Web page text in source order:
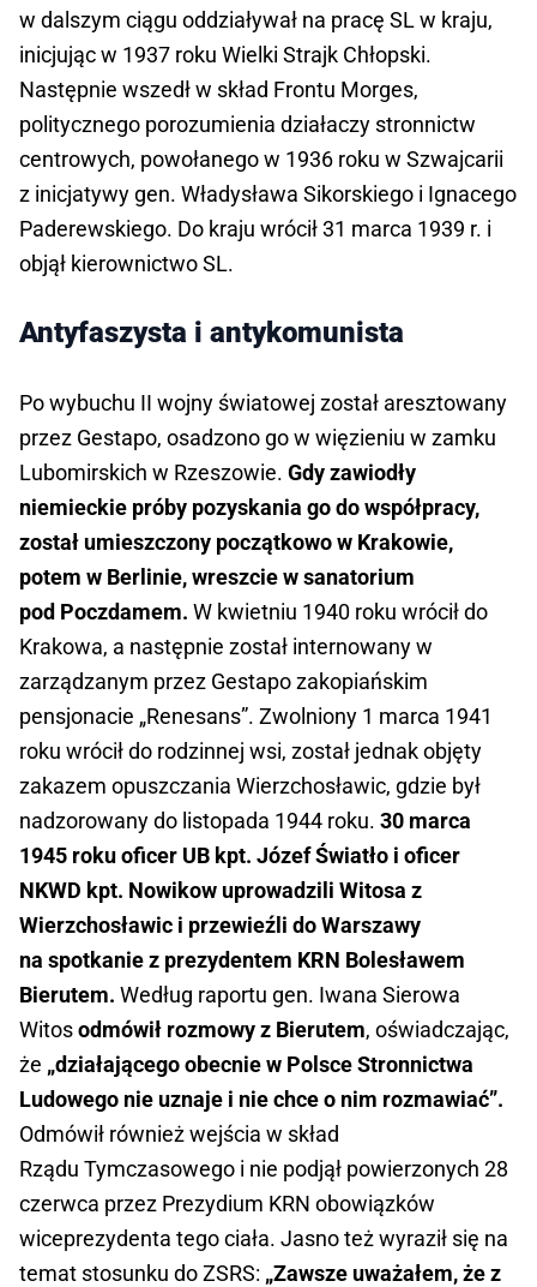
w dalszym ciągu oddziaływał na pracę SL w kraju,
inicjując w 1937 roku Wielki Strajk Chłopski.
Następnie wszedł w skład Frontu Morges,
politycznego porozumienia działaczy stronnictw
centrowych, powołanego w 1936 roku w Szwajcarii
z inicjatywy gen. Władysława Sikorskiego i Ignacego
Paderewskiego. Do kraju wrócił 31 marca 1939 r. i
objął kierownictwo SL.
Antyfaszysta i antykomunista
Po wybuchu II wojny światowej został aresztowany
przez Gestapo, osadzono go w więzieniu w zamku
Lubomirskich w Rzeszowie. Gdy zawiodły
niemieckie próby pozyskania go do współpracy,
został umieszczony początkowo w Krakowie,
potem w Berlinie, wreszcie w sanatorium
pod Poczdamem. W kwietniu 1940 roku wrócił do
Krakowa, a następnie został internowany w
zarządzanym przez Gestapo zakopiańskim
pensjonacie „Renesans”. Zwolniony 1 marca 1941
roku wrócił do rodzinnej wsi, został jednak objęty
zakazem opuszczania Wierzchosławic, gdzie był
nadzorowany do listopada 1944 roku. 30 marca
1945 roku oficer UB kpt. Józef Światło i oficer
NKWD kpt. Nowikow uprowadzili Witosa z
Wierzchosławic i przewieźli do Warszawy
na spotkanie z prezydentem KRN Bolesławem
Bierutem. Według raportu gen. Iwana Sierowa
Witosodmówił rozmowy z Bierutem, oświadczając,
że „działającego obecnie w Polsce Stronnictwa
Ludowego nie uznaje i nie chce o nim rozmawiać”.
Odmówił również wejścia w skład
Rządu Tymczasowego i nie podjął powierzonych 28
czerwca przez Prezydium KRN obowiązków
wiceprezydenta tego ciała. Jasno też wyraził się na
temat stosunku do ZSRS: „Zawsze uważałem, że z